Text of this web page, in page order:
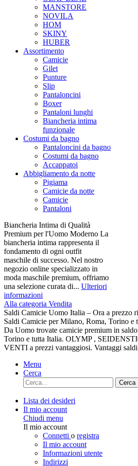
MANSTORE
NOVILA
HOM
SKINY
HUBER
Assortimento
Camicie
Gilet
Punture
Slip
Pantaloncini
Boxer
Pantaloni lunghi
Biancheria intima
funzionale
Costumi da bagno
Pantaloncini da bagno
Costumi da bagno
Accappatoi
Abbigliamento da notte
Pigiama
Camicie da notte
Camicie
Pantaloni
Biancheria Intima di Qualità
Premium per l'Uomo Moderno La
biancheria intima rappresenta il
fondamento di ogni outfit
maschile di successo. Nel nostro
negozio online specializzato in
moda maschile premium, offriamo
una selezione curata di... Ulteriori
informazioni
Alla categoria Vendita
Saldi Camicie Uomo Italia – Ora a prezzo
Saldi Camicie per Milano, Roma, Torino e
Da Uomo trovate camicie premium in
Torino e tutta Italia. OLYMP ,
VENTI a prezzi vantaggiosi. Vantaggi
Menu
Cerca
Cerca
Lista dei desideri
Il mio account
Chiudi menu
Il mio account
Connetti o registra
Il mio account
Informazioni utente
Indirizzi